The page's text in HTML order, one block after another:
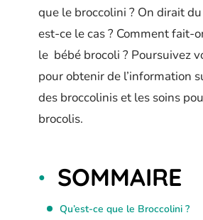
que le broccolini ? On dirait
est-ce le cas ? Comment fait-
le bébé brocoli ? Poursuivez
pour obtenir de l’information
des broccolinis et les soins
brocolis.
SOMMAIRE
Qu’est-ce que le Broccolini ?